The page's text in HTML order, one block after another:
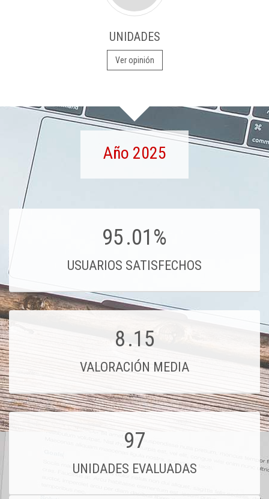
UNIDADES
Ver opinión
Año 2025
95.01%
USUARIOS SATISFECHOS
8.15
VALORACIÓN MEDIA
97
UNIDADES EVALUADAS